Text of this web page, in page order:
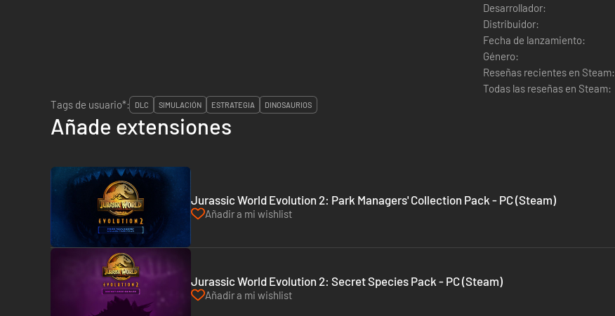
Desarrollador:
Distribuidor:
Fecha de lanzamiento:
Género:
Reseñas recientes en Steam:
Todas las reseñas en Steam:
Tags de usuario*:
DLC SIMULACIÓN ESTRATEGIA DINOSAURIOS
Añade extensiones
Jurassic World Evolution 2: Park Managers' Collection Pack - PC (Steam)
Añadir a mi wishlist
Jurassic World Evolution 2: Secret Species Pack - PC (Steam)
Añadir a mi wishlist